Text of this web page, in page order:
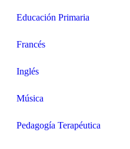
Educación Primaria
Francés
Inglés
Música
Pedagogía Terapéutica